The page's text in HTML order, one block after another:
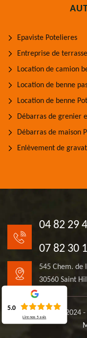
Epaviste Potelieres
Entreprise de
Location de camion
Location de benne
Location de benne
Débarras de grenier
Débarras de maison
Enlèvement de
04 82 29
07 82 30
545 Chem. de
30560 Saint
© 2024
5.0
Lire nos5 avis